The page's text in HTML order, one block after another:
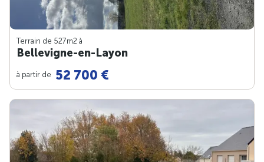
Terrain de 527m2 à
Bellevigne-en-Layon
à partir de 52 700 €